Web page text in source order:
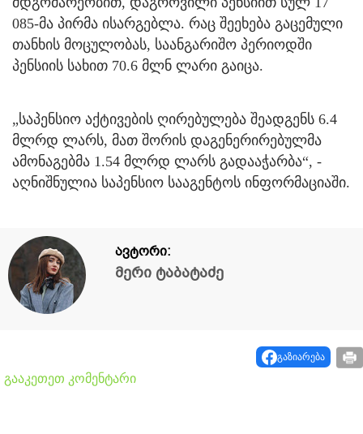
085-მა პირმა ისარგებლა. რაც შეეხება გაცემული
თანხის მოცულობას, საანგარიშო პერიოდში
პენსიის სახით 70.6 მლნ ლარი გაიცა.
„საპენსიო აქტივების ღირებულება შეადგენს 6.4
მლრდ ლარს, მათ შორის დაგენერირებულმა
ამონაგებმა 1.54 მლრდ ლარს გადააჭარბა“, -
აღნიშნულია საპენსიო სააგენტოს ინფორმაციაში.
ავტორი:
მერი ტაბატაძე
გაზიარება
გააკეთეთ კომენტარი